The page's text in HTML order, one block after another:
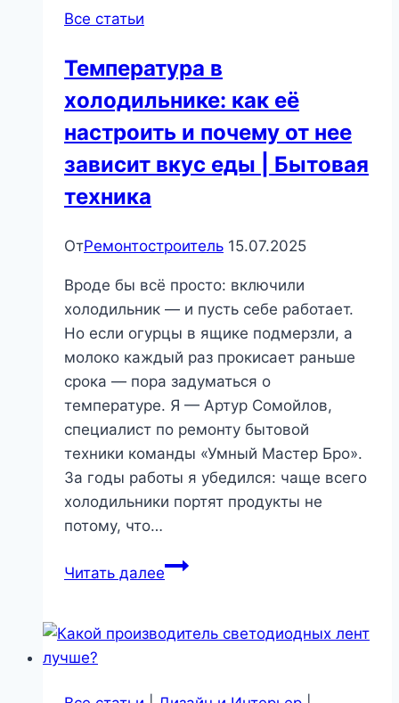
Все статьи
Температура в
холодильнике: как её
настроить и почему от нее
зависит вкус еды | Бытовая
техника
ОтРемонтостроитель 15.07.2025
Вроде бы всё просто: включили
холодильник — и пусть себе работает.
Но если огурцы в ящике подмерзли, а
молоко каждый раз прокисает раньше
срока — пора задуматься о
температуре. Я — Артур Сомойлов,
специалист по ремонту бытовой
техники команды «Умный Мастер Бро».
За годы работы я убедился: чаще всего
холодильники портят продукты не
потому, что…
Читать далееТемпература
как